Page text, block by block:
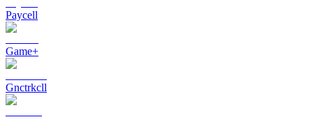
Paycell
Game+
Gnctrkcll